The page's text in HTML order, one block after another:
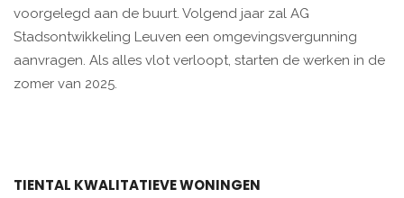
voorgelegd aan de buurt. Volgend jaar zal AG
Stadsontwikkeling Leuven een omgevingsvergunning
aanvragen. Als alles vlot verloopt, starten de werken in de
zomer van 2025. ​
TIENTAL KWALITATIEVE WONINGEN